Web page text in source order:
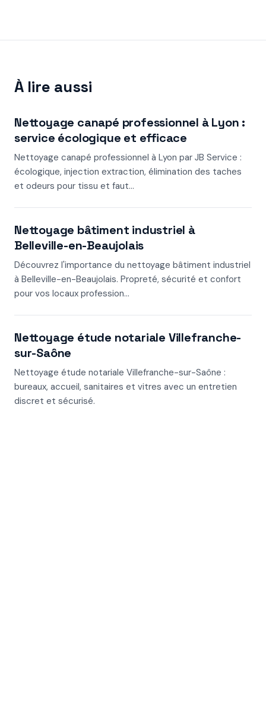
À lire aussi
Nettoyage canapé professionnel à Lyon :
service écologique et efficace
Nettoyage canapé professionnel à Lyon par JB Service :
écologique, injection extraction, élimination des taches
et odeurs pour tissu et faut...
Nettoyage bâtiment industriel à
Belleville-en-Beaujolais
Découvrez l'importance du nettoyage bâtiment industriel
à Belleville-en-Beaujolais. Propreté, sécurité et confort
pour vos locaux profession...
Nettoyage étude notariale Villefranche-
sur-Saône
Nettoyage étude notariale Villefranche-sur-Saône :
bureaux, accueil, sanitaires et vitres avec un entretien
discret et sécurisé.